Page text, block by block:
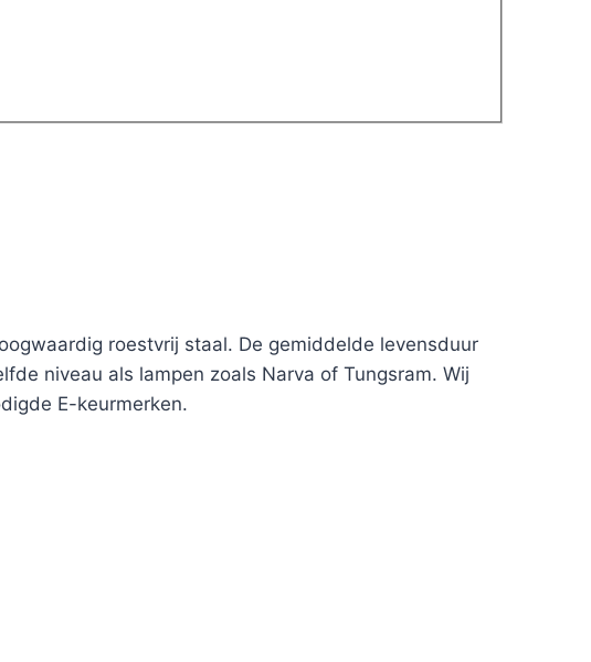
roestvrij staal. De gemiddelde levensduur
niveau als lampen zoals Narva of Tungsram. Wij
E-keurmerken.